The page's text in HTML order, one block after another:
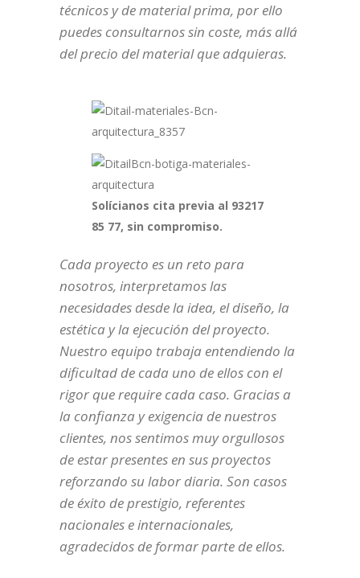
técnicos y de material prima, por ello
puedes consultarnos sin coste, más allá
del precio del material que adquieras.
Solícianos cita previa al 93217
85 77, sin compromiso.
Cada proyecto es un reto para
nosotros, interpretamos las
necesidades desde la idea, el diseño, la
estética y la ejecución del proyecto.
Nuestro equipo trabaja entendiendo la
dificultad de cada uno de ellos con el
rigor que require cada caso. Gracias a
la confianza y exigencia de nuestros
clientes, nos sentimos muy orgullosos
de estar presentes en sus proyectos
reforzando su labor diaria. Son casos
de éxito de prestigio, referentes
nacionales e internacionales,
agradecidos de formar parte de ellos.